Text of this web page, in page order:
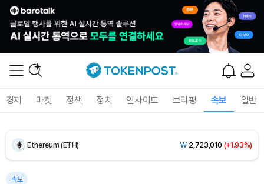
경제 마켓 정책 정치 인사이트 브리핑 속보 일반
Ethereum (ETH) ₩ 2,723,010 (+1.93%)
속보